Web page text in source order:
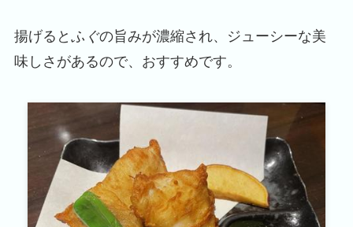
揚げると ふぐの旨みが濃縮され、ジューシーな美
味しさがあるので、おすすめです。